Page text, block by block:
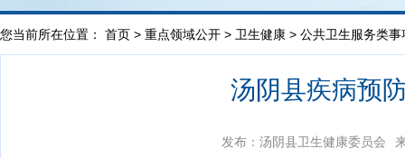
您当前所在位置： 首页 > 重点领域公开 > 卫生健康 > 公共卫生服务类事
汤阴县疾病预
发布：汤阴县卫生健康委员会